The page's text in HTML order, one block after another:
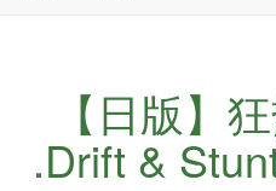
【日版】
.Drift &